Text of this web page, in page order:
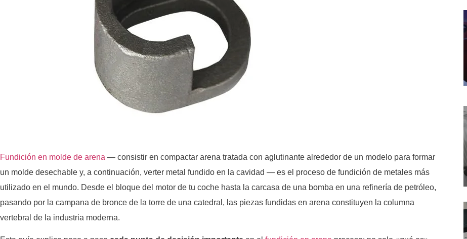
Fundición en molde de arena — consistir en compactar arena tratada con aglutinante alrededor de un modelo para formar
un molde desechable y, a continuación, verter metal fundido en la cavidad — es el proceso de fundición de metales más
utilizado en el mundo. Desde el bloque del motor de tu coche hasta la carcasa de una bomba en una refinería de petróleo,
pasando por la campana de bronce de la torre de una catedral, las piezas fundidas en arena constituyen la columna
vertebral de la industria moderna.